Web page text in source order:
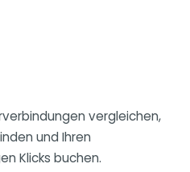
vergleichen,
und Ihren
Klicks buchen.